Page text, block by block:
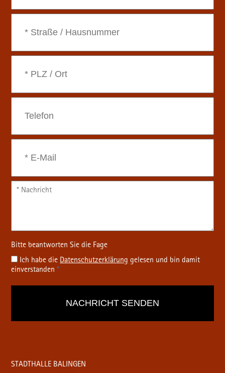
Ich habe die Datenschutz­erklärung gelesen und bin damit
einverstanden*
STADTHALLE BALINGEN